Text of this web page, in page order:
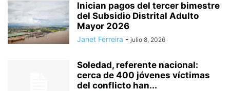
Inician pagos del tercer bimestre
del Subsidio Distrital Adulto
Mayor 2026
Janet Ferreira - julio 8, 2026
Soledad, referente nacional:
cerca de 400 jóvenes víctimas
del conflicto han...